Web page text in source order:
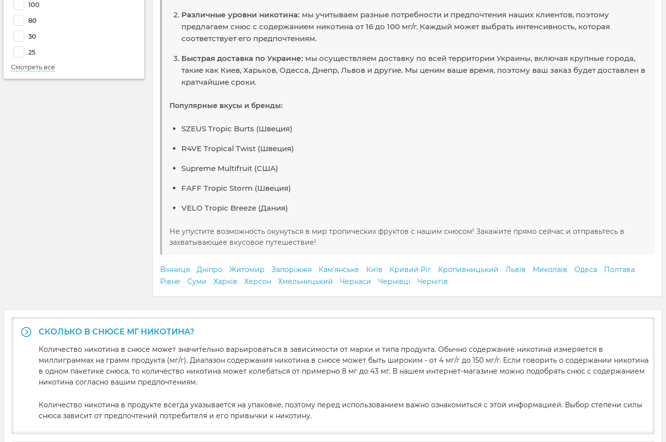
100
80
30
25
Смотреть все
Различные уровни никотина: мы учитываем разные потребности и предпочтения наших клиентов, поэтому
предлагаем снюс с содержанием никотина от 16 до 100 мг/г. Каждый может выбрать интенсивность, которая
соответствует его предпочтениям.
Быстрая доставка по Украине: мы осуществляем доставку по всей территории Украины, включая крупные города,
такие как Киев, Харьков, Одесса, Днепр, Львов и другие. Мы ценим ваше время, поэтому ваш заказ будет доставлен в
кратчайшие сроки.
Популярные вкусы и бренды:
SZEUS Tropic Burts (Швеция)
R4VE Tropical Twist (Швеция)
Supreme Multifruit (США)
FAFF Tropic Storm (Швеция)
VELO Tropic Breeze (Дания)
Не упустите возможность окунуться в мир тропических фруктов с нашим снюсом! Закажите прямо сейчас и отправьтесь в
захватывающее вкусовое путешествие!
Вінниця Дніпро Житомир Запоріжжя Кам'янське Київ Кривий Ріг Кропивницький Львів Миколаїв Одеса
Полтава
Рівне
Суми Харків Херсон Хмельницький Черкаси Чернівці Чернігів
СКОЛЬКО В СНЮСЕ МГ НИКОТИНА?
Количество никотина в снюсе может значительно варьироваться в зависимости от марки и типа продукта. Обычно содержание никотина измеряется в
миллиграммах на грамм продукта (мг/г). Диапазон содержания никотина в снюсе может быть широким - от 4 мг/г до 150 мг/г. Если говорить о содержании никотина
в одном пакетике снюса, то количество никотина может колебаться от примерно 8 мг до 43 мг. В нашем интернет-магазине можно подобрать снюс с содержанием
никотина согласно вашим предпочтениям.
Количество никотина в продукте всегда указывается на упаковке, поэтому перед использованием важно ознакомиться с этой информацией. Выбор степени силы
снюса зависит от предпочтений потребителя и его привычки к никотину.